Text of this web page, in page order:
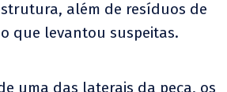
além de resíduos de
que levantou suspeitas.
uma das laterais da peça, os